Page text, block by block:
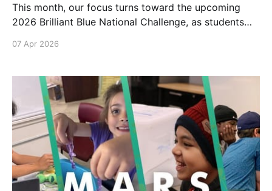
This month, our focus turns toward the upcoming
2026 Brilliant Blue National Challenge, as students
solutions that explore the future of our oceans. In the
07 Apr 2026